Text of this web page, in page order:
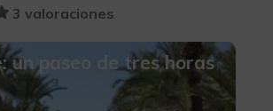
3 valoraciones
un paseo de tres horas